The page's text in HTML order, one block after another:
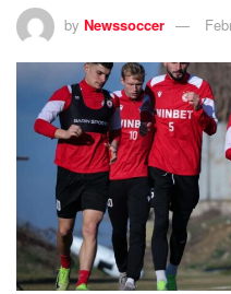
by Newssoccer